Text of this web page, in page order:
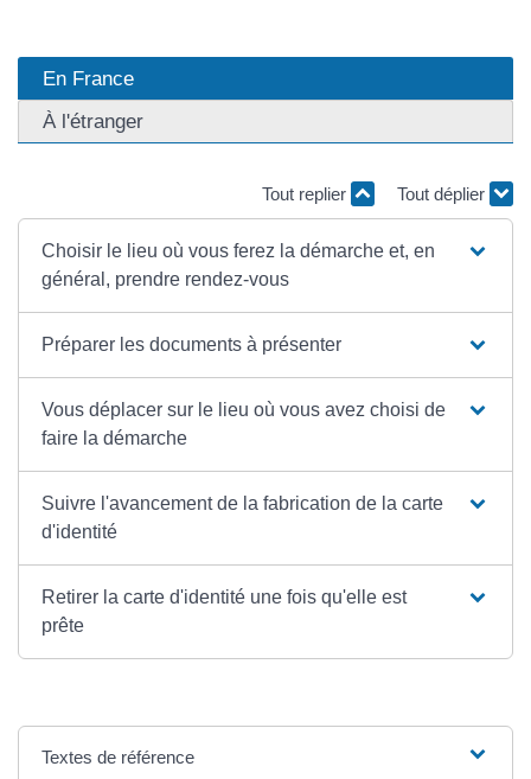
En France
À l'étranger
Tout replier Tout déplier
Choisir le lieu où vous ferez la démarche et, en
général, prendre rendez-vous
Préparer les documents à présenter
Vous déplacer sur le lieu où vous avez choisi de
faire la démarche
Suivre l'avancement de la fabrication de la carte
d'identité
Retirer la carte d'identité une fois qu'elle est
prête
Textes de référence